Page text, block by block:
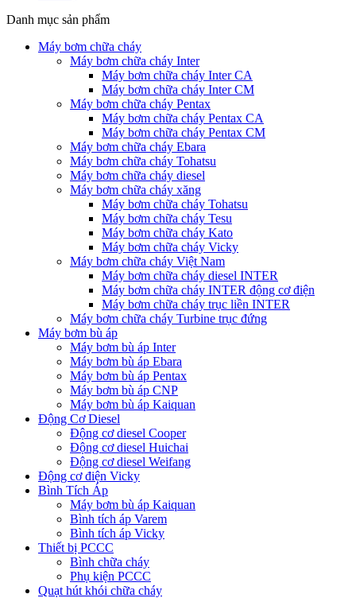
Danh mục sản phẩm
Máy bơm chữa cháy
Máy bơm chữa cháy Inter
Máy bơm chữa cháy Inter CA
Máy bơm chữa cháy Inter CM
Máy bơm chữa cháy Pentax
Máy bơm chữa cháy Pentax CA
Máy bơm chữa cháy Pentax CM
Máy bơm chữa cháy Ebara
Máy bơm chữa cháy Tohatsu
Máy bơm chữa cháy diesel
Máy bơm chữa cháy xăng
Máy bơm chữa cháy Tohatsu
Máy bơm chữa cháy Tesu
Máy bơm chữa cháy Kato
Máy bơm chữa cháy Vicky
Máy bơm chữa cháy Việt Nam
Máy bơm chữa cháy diesel INTER
Máy bơm chữa cháy INTER động cơ điện
Máy bơm chữa cháy trục liền INTER
Máy bơm chữa cháy Turbine trục đứng
Máy bơm bù áp
Máy bơm bù áp Inter
Máy bơm bù áp Ebara
Máy bơm bù áp Pentax
Máy bơm bù áp CNP
Máy bơm bù áp Kaiquan
Động Cơ Diesel
Động cơ diesel Cooper
Động cơ diesel Huichai
Động cơ diesel Weifang
Động cơ điện Vicky
Bình Tích Áp
Máy bơm bù áp Kaiquan
Bình tích áp Varem
Bình tích áp Vicky
Thiết bị PCCC
Bình chữa cháy
Phụ kiện PCCC
Quạt hút khói chữa cháy